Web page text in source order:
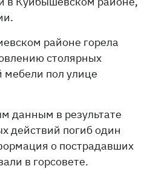
районе горела
столярных
мебели пол улице
данным в результате
действий погиб один
о пострадавших
в горсовете.